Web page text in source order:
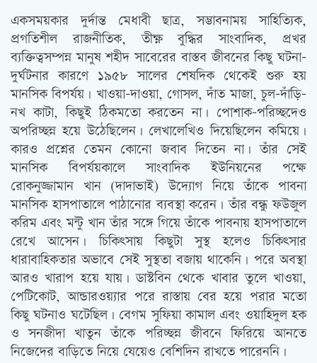
একসময়কার দুর্দান্ত মেধাবী ছাত্র, সম্ভাবনাময় সাহিত্যিক,
প্রগতিশীল রাজনীতিক, তীক্ষ্ণ বুদ্ধির সাংবাদিক, প্রখর
ব্যক্তিত্বসম্পন্ন মানুষ শহীদ সাবেরের বাস্তব জীবনের কিছু ঘটনা-
দুর্ঘটনার কারণে ১৯৫৮ সালের শেষদিক থেকেই শুরু হয়
মানসিক বিপর্যয়। খাওয়া-দাওয়া, গোসল, দাঁত মাজা, চুল-দাঁড়ি-
নখ কাটা, কিছুই ঠিকমতো করতেন না। পোশাক-পরিচ্ছদেও
অপরিচ্ছন্ন হয়ে উঠেছিলেন। লেখালেখিও দিয়েছিলেন কমিয়ে।
কারও প্রশ্নের তেমন কোনো জবাব দিতেন না। তাঁর সেই
মানসিক বিপর্যয়কালে সাংবাদিক ইউনিয়নের পক্ষে
রোকনুজ্জামান খান (দাদাভাই) উদ্যোগ নিয়ে তাঁকে পাবনা
মানসিক হাসপাতালে পাঠানোর ব্যবস্থা করেন। তাঁর বন্ধু ফউজুল
করিম এবং মন্টু খান তাঁর সঙ্গে গিয়ে তাঁকে পাবনায় হাসপাতালে
রেখে আসেন। চিকিত্‍সায় কিছুটা সুস্থ হলেও চিকিত্‍সার
ধারাবাহিকতার অভাবে সেই সুস্থতা বজায় থাকেনি। পরে অবস্থা
আরও খারাপ হয়ে যায়। ডাস্টবিন থেকে খাবার তুলে খাওয়া,
পেটিকোট, আন্ডারওয়্যার পরে রাস্তায় বের হয়ে পরার মতো
কিছু ঘটনাও ঘটেছিল। বেগম সুফিয়া কামাল এবং ওয়াহিদুল হক
ও সনজীদা খাতুন তাঁকে পরিচ্ছন্ন জীবনে ফিরিয়ে আনতে
নিজেদের বাড়িতে নিয়ে যেয়েও বেশিদিন রাখতে পারেননি।